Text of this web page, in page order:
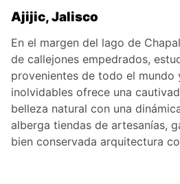
Ajijic, Jalisco
En el margen del lago de
de callejones empedrados,
provenientes de todo el mundo
inolvidables ofrece una
belleza natural con una
alberga tiendas de artesanías,
bien conservada arquitectura